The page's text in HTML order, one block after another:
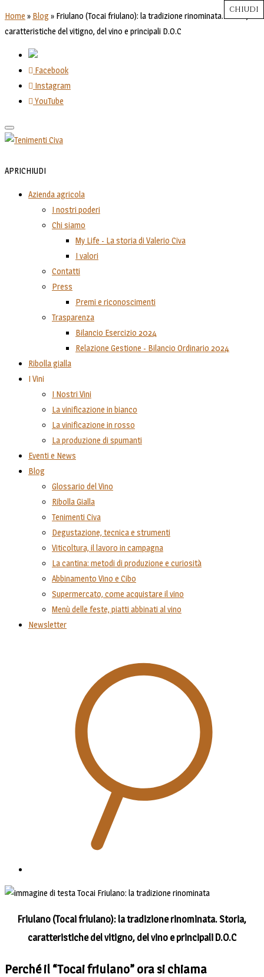
Home » Blog» Friulano (Tocai friulano): la tradizione rinominata. Storia,
caratteristiche del vitigno, del vino e principali D.O.C
Facebook
Instagram
YouTube
Toggle
navigation
APRICHIUDI
Azienda agricola
I nostri poderi
Chi siamo
My Life - La storia di Valerio Civa
I valori
Contatti
Press
Premi e riconoscimenti
Trasparenza
Bilancio Esercizio 2024
Relazione Gestione - Bilancio Ordinario 2024
Ribolla gialla
I Vini
I Nostri Vini
La vinificazione in bianco
La vinificazione in rosso
La produzione di spumanti
Eventi e News
Blog
Glossario del Vino
Ribolla Gialla
Tenimenti Civa
Degustazione, tecnica e strumenti
Viticoltura, il lavoro in campagna
La cantina: metodi di produzione e curiosità
Abbinamento Vino e Cibo
Supermercato, come acquistare il vino
Menù delle feste, piatti abbinati al vino
Newsletter
Friulano (Tocai friulano): la tradizione rinominata. Storia,
caratteristiche del vitigno, del vino e principali D.O.C
Perché il “Tocai friulano” ora si chiama
Close
Close
Close
Close
CHIUDI
CHIUDI
CHIUDI
CHIUDI
CHIUDI